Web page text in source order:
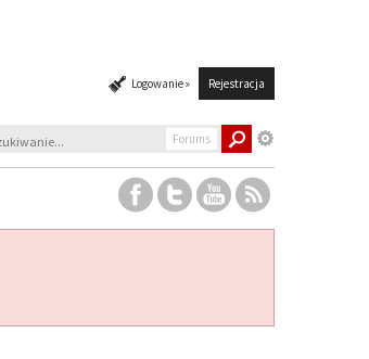
Logowanie » Rejestracja
Forums